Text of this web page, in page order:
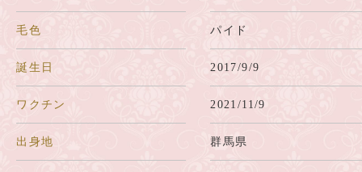
毛色 パイド
誕生日 2017/9/9
ワクチン 2021/11/9
出身地 群馬県